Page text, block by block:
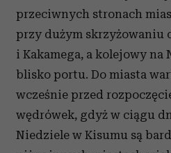
przeciwnych stronach
przy dużym skrzyżowaniu
i Kakamega, a kolejowy na
blisko portu. Do miasta
wcześnie przed
wędrówek, gdyż w ciągu
Niedziele w Kisumu są